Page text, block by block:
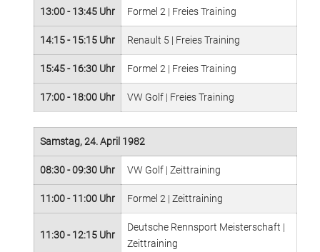
13:00 - 13:45 Uhr Formel 2 | Freies Training
14:15 - 15:15 Uhr Renault 5 | Freies Training
15:45 - 16:30 Uhr Formel 2 | Freies Training
17:00 - 18:00 Uhr VW Golf | Freies Training
Samstag, 24. April 1982
08:30 - 09:30 Uhr VW Golf | Zeittraining
11:00 - 11:00 Uhr Formel 2 | Zeittraining
11:30 - 12:15 Uhr
Deutsche Rennsport Meisterschaft |
Zeittraining